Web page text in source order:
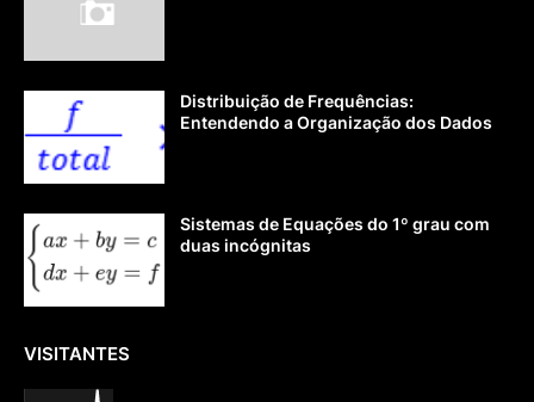
Distribuição de Frequências:
Entendendo a Organização dos Dados
Sistemas de Equações do 1º grau com
duas incógnitas
VISITANTES